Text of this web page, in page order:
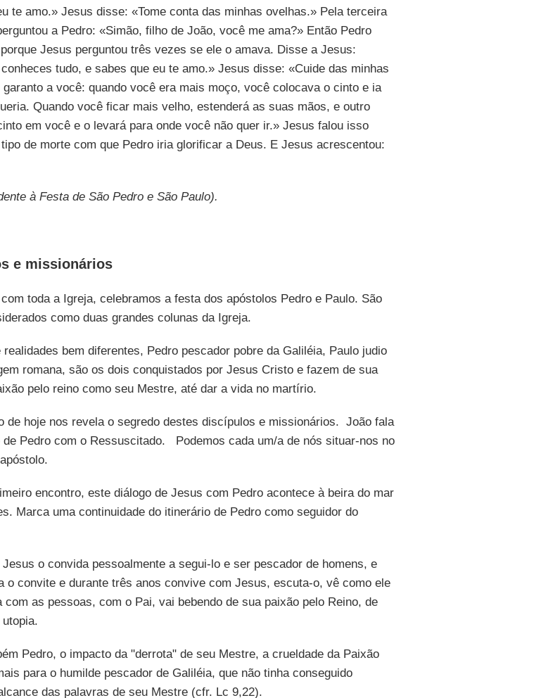
te amo.» Jesus disse: «Tome conta das minhas ovelhas.» Pela terceira
a Pedro: «Simão, filho de João, você me ama?» Então Pedro
Jesus perguntou três vezes se ele o amava. Disse a Jesus:
tudo, e sabes que eu te amo.» Jesus disse: «Cuide das minhas
a você: quando você era mais moço, você colocava o cinto e ia
Quando você ficar mais velho, estenderá as suas mãos, e outro
em você e o levará para onde você não quer ir.» Jesus falou isso
de morte com que Pedro iria glorificar a Deus. E Jesus acrescentou:
à Festa de São Pedro e São Paulo).
e missionários
toda a Igreja, celebramos a festa dos apóstolos Pedro e Paulo. São
como duas grandes colunas da Igreja.
realidades bem diferentes, Pedro pescador pobre da Galiléia, Paulo judio
romana, são os dois conquistados por Jesus Cristo e fazem de sua
pelo reino como seu Mestre, até dar a vida no martírio.
de hoje nos revela o segredo destes discípulos e missionários. João fala
de Pedro com o Ressuscitado. Podemos cada um/a de nós situar-nos no
encontro, este diálogo de Jesus com Pedro acontece à beira do mar
Marca uma continuidade do itinerário de Pedro como seguidor do
o convida pessoalmente a segui-lo e ser pescador de homens, e
o convite e durante três anos convive com Jesus, escuta-o, vê como ele
com as pessoas, com o Pai, vai bebendo de sua paixão pelo Reino, de
Pedro, o impacto da "derrota" de seu Mestre, a crueldade da Paixão
para o humilde pescador de Galiléia, que não tinha conseguido
das palavras de seu Mestre (cfr. Lc 9,22).